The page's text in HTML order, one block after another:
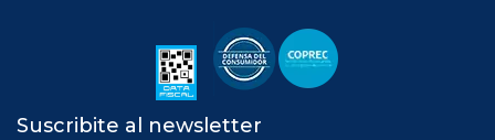
Suscribite al newsletter